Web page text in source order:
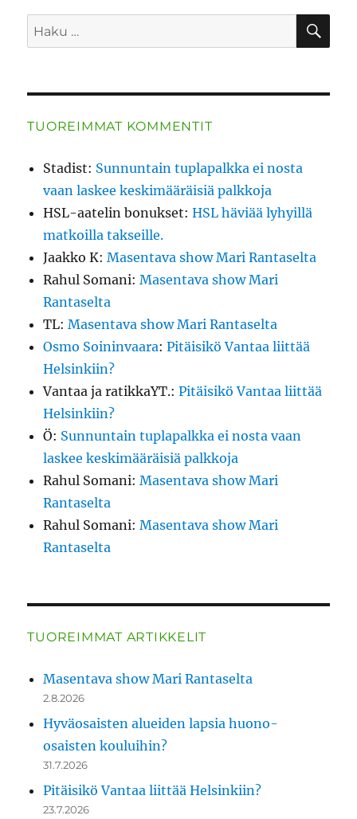
Etsi:
TUOREIMMAT KOMMENTIT
Stadist: Sunnuntain tuplapalkka ei nosta
vaan laskee keskimääräisiä palkkoja
HSL-aatelin bonukset:HSL häviää lyhyillä
matkoilla takseille.
Jaakko K:Masentava show Mari Rantaselta
Rahul Somani:Masentava show Mari
Rantaselta
TL:Masentava show Mari Rantaselta
Osmo Soininvaara:Pitäisikö Vantaa liittää
Helsinkiin?
Vantaa ja ratikkaYT.:Pitäisikö Vantaa liittää
Helsinkiin?
Ö: Sunnuntain tuplapalkka ei nosta vaan
laskee keskimääräisiä palkkoja
Rahul Somani:Masentava show Mari
Rantaselta
Rahul Somani:Masentava show Mari
Rantaselta
TUOREIMMAT ARTIKKELIT
Masentava show Mari Rantaselta
2.8.2026
Hyväosaisten alueiden lapsia huono-
osaisten kouluihin?
31.7.2026
Pitäisikö Vantaa liittää Helsinkiin?
23.7.2026